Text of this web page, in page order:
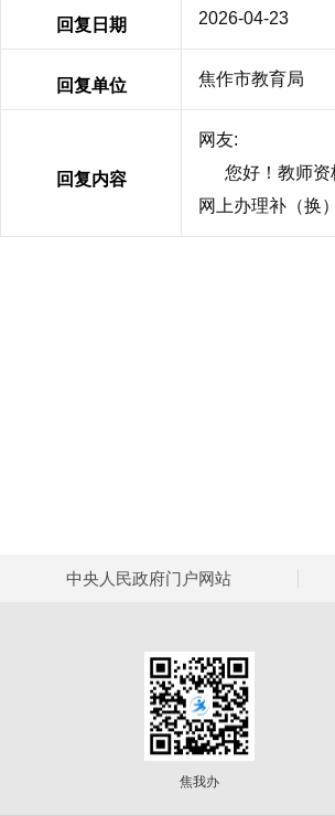
回复日期 2026-04-23
回复单位 焦作市教育局
回复内容
网友:
您好！教师资
网上办理补（换
中央人民政府门户网站
焦我办